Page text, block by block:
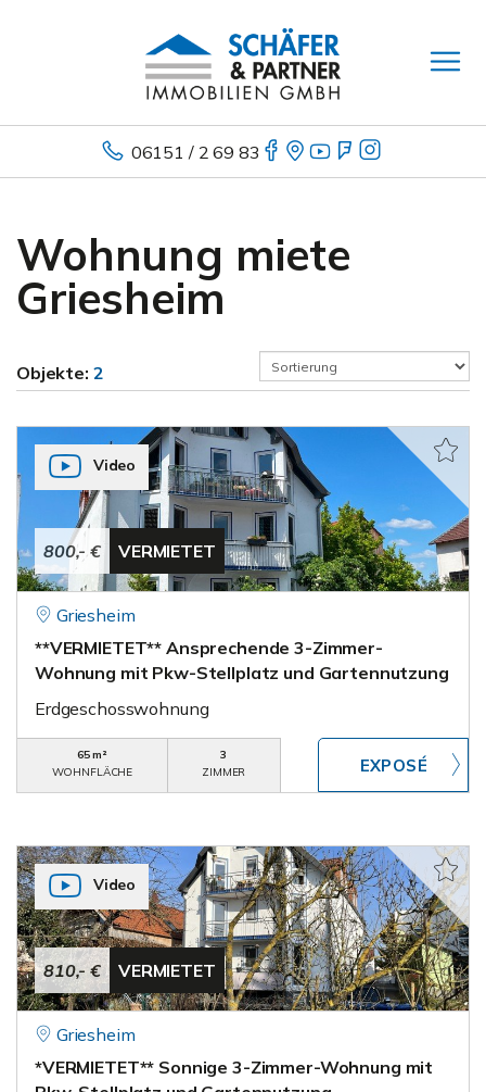
06151 / 2 69 83
Wohnung miete
Griesheim
Objekte: 2
800,- € VERMIETET
Video
Griesheim
**VERMIETET** Ansprechende 3-Zimmer-
Wohnung mit Pkw-Stellplatz und Gartennutzung
Erdgeschosswohnung
65 m²
WOHNFLÄCHE
3
ZIMMER
810,- € VERMIETET
Video
Griesheim
*VERMIETET** Sonnige 3-Zimmer-Wohnung mit